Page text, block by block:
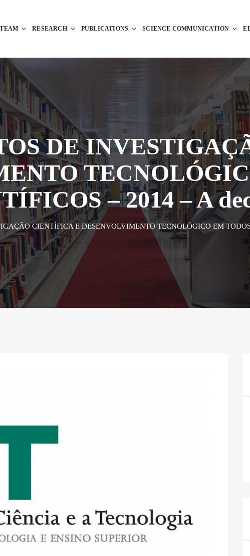
TEAM RESEARCH PUBLICATIONS SCIENCE COMMUNICATION
DE
– 2014 – A
CIENTÍFICA E DESENVOLVIMENTO TECNOLÓGICO EM